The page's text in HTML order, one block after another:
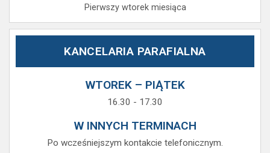
Pierwszy wtorek miesiąca
KANCELARIA PARAFIALNA
WTOREK – PIĄTEK
16.30 - 17.30
W INNYCH TERMINACH
Po wcześniejszym kontakcie telefonicznym.